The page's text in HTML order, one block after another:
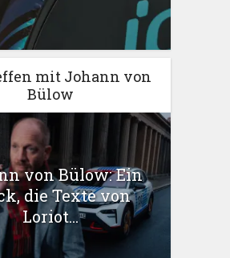
mit Johann von
Bülow
von Bülow: Ein
die Texte von
Loriot...